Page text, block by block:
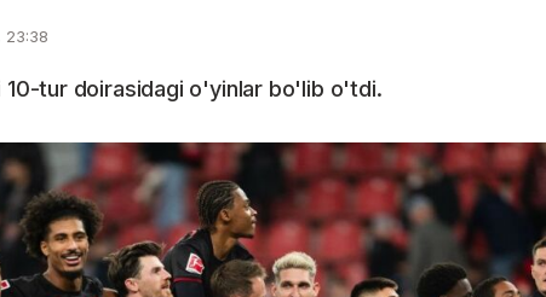
23:38
10-tur doirasidagi o'yinlar bo'lib o'tdi.